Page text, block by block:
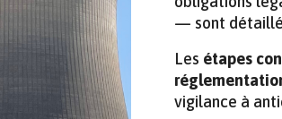
— sont
Les étapes
vigilance à